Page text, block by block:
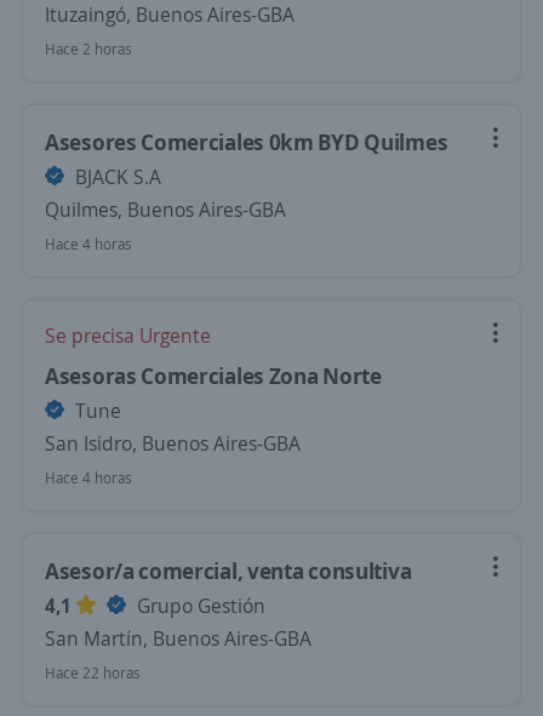
Ituzaingó, Buenos Aires-GBA
Hace 2 horas
Asesores Comerciales 0km BYD Quilmes
BJACK S.A
Quilmes, Buenos Aires-GBA
Hace 4 horas
Se precisa Urgente
Asesoras Comerciales Zona Norte
Tune
San Isidro, Buenos Aires-GBA
Hace 4 horas
Asesor/a comercial, venta consultiva
4,1
Grupo Gestión
San Martín, Buenos Aires-GBA
Hace 22 horas